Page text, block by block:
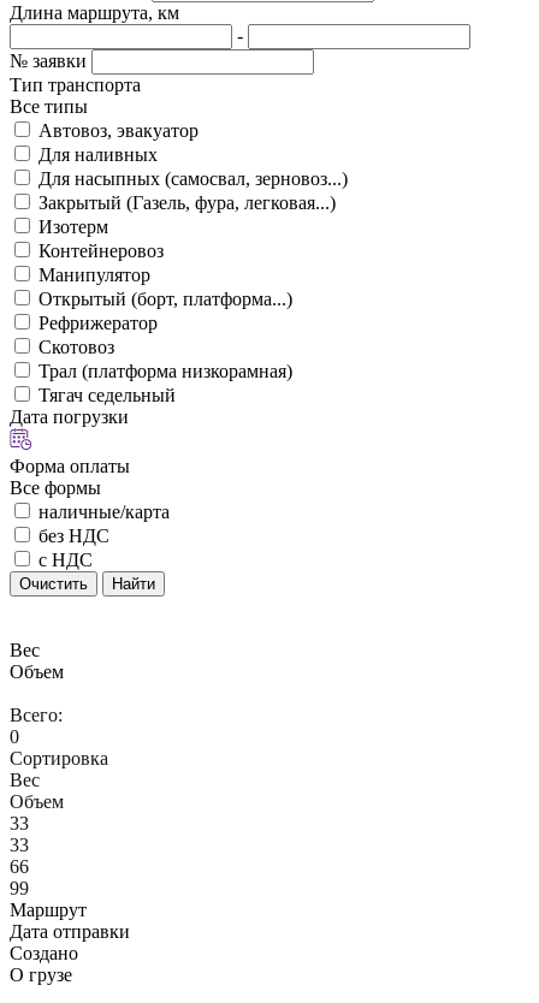
Длина маршрута, км
-
№ заявки
Тип транспорта
Все типы
Автовоз, эвакуатор
Для наливных
Для насыпных (самосвал, зерновоз...)
Закрытый (Газель, фура, легковая...)
Изотерм
Контейнеровоз
Манипулятор
Открытый (борт, платформа...)
Рефрижератор
Скотовоз
Трал (платформа низкорамная)
Тягач седельный
Дата погрузки
Форма оплаты
Все формы
наличные/карта
без НДС
с НДС
Очистить Найти
Вес
Объем
Всего:
0
Сортировка
Вес
Объем
33
33
66
99
Маршрут
Дата отправки
Создано
О грузе